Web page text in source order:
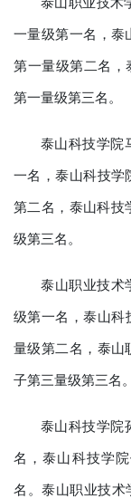
一量级第一名，泰
第一量级第二名，
第一量级第三名。
泰山科技学院
一名，泰山科技学
第二名，泰山科技
级第三名。
泰山职业技术
级第一名，泰山科
量级第二名，泰山
子第三量级第三名。
泰山科技学院
名，泰山科技学
名。泰山职业技术